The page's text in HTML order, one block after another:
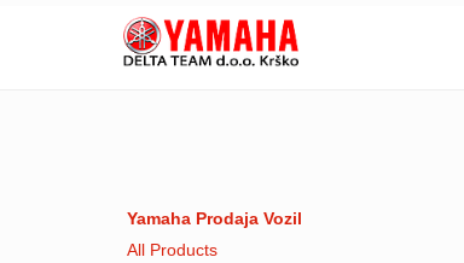
Yamaha Prodaja Vozil
All Products